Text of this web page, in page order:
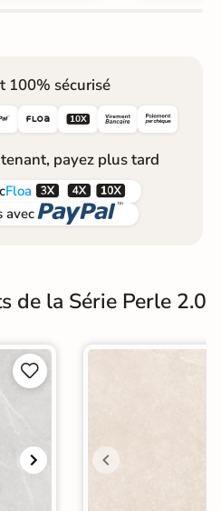
100% sécurisé
 
payez plus tard
Floa  
avec 
de la Série Perle 2.0

